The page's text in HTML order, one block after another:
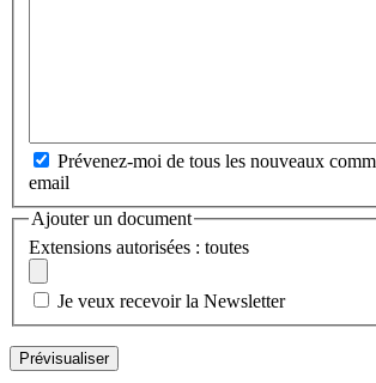
Prévenez-moi de tous les nouveaux
email
Ajouter un document
Extensions autorisées : toutes
Je veux recevoir la Newsletter